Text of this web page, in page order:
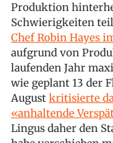
Produktion
Schwierigkeiten
Chef Robin Hayes
aufgrund von
laufenden Jahr
wie geplant 13 der
August kritisierte
«anhaltende
Lingus daher den